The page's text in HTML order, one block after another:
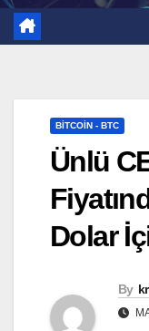
BITCOIN - BTC
Ünlü
Dolar
By